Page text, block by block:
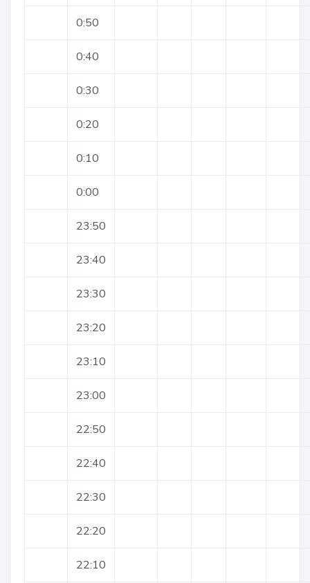
0:50
0:40
0:30
0:20
0:10
0:00
23:50
23:40
23:30
23:20
23:10
23:00
22:50
22:40
22:30
22:20
22:10